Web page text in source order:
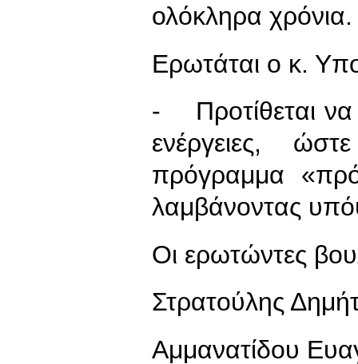
ολόκληρα χρόνια.
Ερωτάται ο κ.
- Προτίθεται να
ενέργειες,
πρόγραμμα
λαμβάνοντας
Οι ερωτώντες
Στρατούλης
Αμμανατίδου